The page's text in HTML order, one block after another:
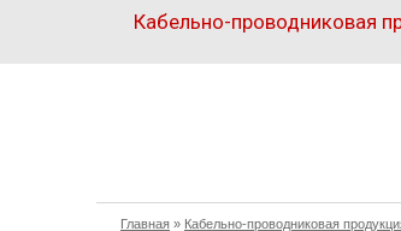
Электрика
Кабельно-проводниковая
Главная » Кабельно-проводниковая